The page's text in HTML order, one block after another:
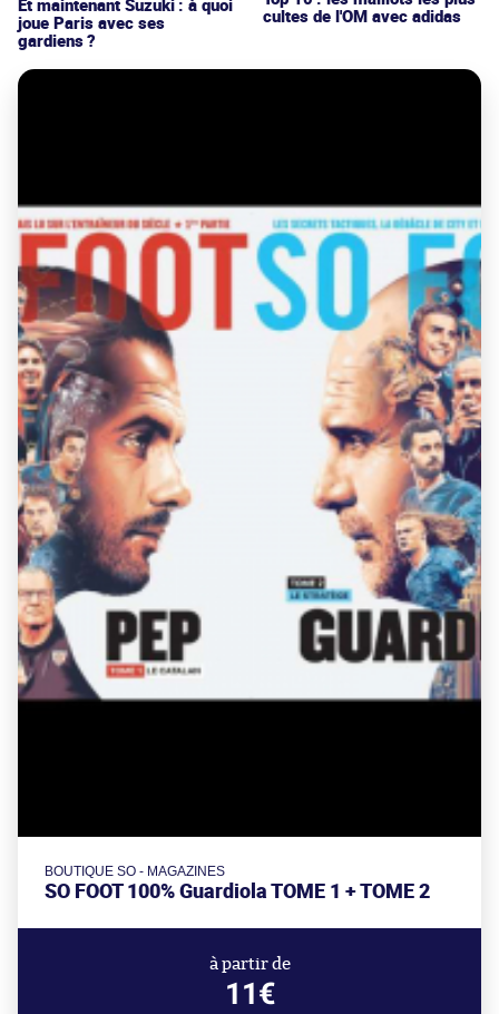
joue Paris avec ses
gardiens ?
cultes de l'OM avec adidas
BOUTIQUE SO - MAGAZINES
SO FOOT 100% Guardiola TOME 1 + TOME 2
à partir de
11€